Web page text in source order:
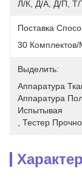
Л/К, Д/А, Д/П, Т/
Поставка
30
Выделить:
Аппаратура
Аппаратура
Испытывая
Тестер